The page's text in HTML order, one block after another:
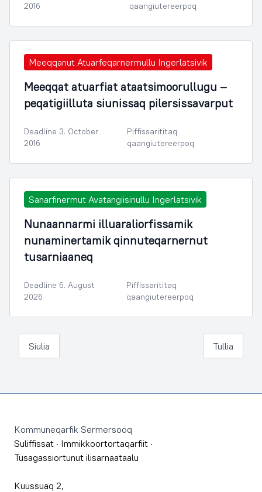
2016
qaangiutereerpoq
Meeqqanut Atuarfeqarnermullu Ingerlatsivik
Meeqqat atuarfiat ataatsimoorullugu –
peqatigiilluta siunissaq pilersissavarput
Deadline 3. October
2016
Piffissarititaq
qaangiutereerpoq
Sanarfinermut Avatangiisinullu Ingerlatsivik
Nunaannarmi illuaraliorfissamik
nunaminertamik qinnuteqarnernut
tusarniaaneq
Deadline 6. August
2026
Piffissarititaq
qaangiutereerpoq
Siulia Tullia
Kommuneqarfik Sermersooq
Suliffissat · Immikkoortortaqarfiit ·
Tusagassiortunut ilisarnaataalu
Kuussuaq 2,